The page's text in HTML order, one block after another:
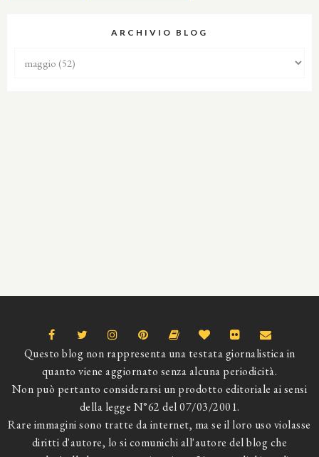
ARCHIVIO BLOG
Questo blog non rappresenta una testata giornalistica in
quanto viene aggiornato senza alcuna periodicità.
Non può pertanto considerarsi un prodotto editoriale ai sensi
della legge N°62 del 07/03/2001.
Rare immagini sono tratte da internet, ma se il loro uso violasse
diritti d'autore, lo si comunichi all'autore del blog che